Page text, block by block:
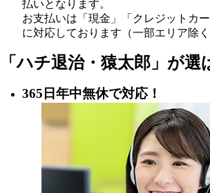
払いとなります。
お支払いは「現金」「クレジットカ
に対応しております（一部エリア除く
「ハチ退治・猿太郎」が選
365日年中無休で対応！